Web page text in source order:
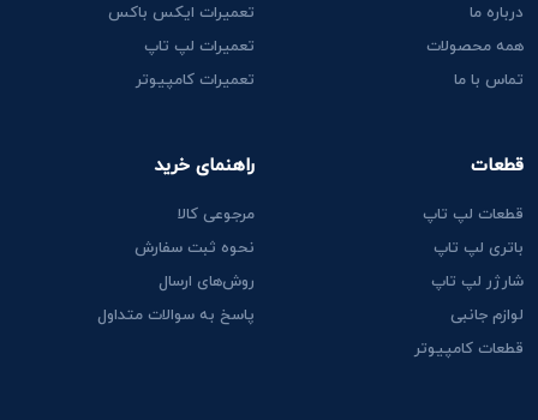
درباره ما
همه محصولات
تماس با ما
قطعات
قطعات لپ تاپ
باتری لپ تاپ
شارژر لپ تاپ
لوازم جانبی
قطعات کامپیوتر
تعمیرات ایکس باکس
تعمیرات لپ تاپ
تعمیرات کامپیوتر
راهنمای خرید
مرجوعی کالا
نحوه ثبت سفارش
روش‌های ارسال
پاسخ به سوالات متداول